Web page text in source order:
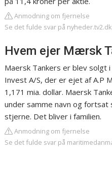
Anmodning om fjernelse
Se det fulde svar på nyheder.tv2.dk
Hvem ejer Mærsk
Maersk Tankers er blev solgt
Invest A/S, der er ejet af A.P
1,171 mia. dollar. Maersk
under samme navn og fortsat
stjerne. Det bliver i familien.
Anmodning om fjernelse
Se det fulde svar på